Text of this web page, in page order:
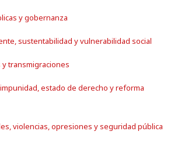
y gobernanza
sustentabilidad y vulnerabilidad social
y transmigraciones
estado de derecho y reforma
violencias, opresiones y seguridad pública